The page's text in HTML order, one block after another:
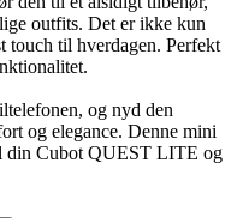
outfits. Det er ikke kun
touch til hverdagen. Perfekt
og nyd den
og elegance. Denne mini
din Cubot QUEST LITE og